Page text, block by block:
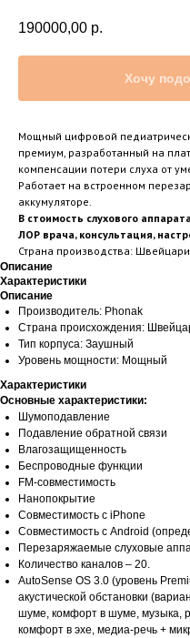
190000,00 р.
Хочу
Мощный цифровой
премиум, разработанный на
компенсации потери слуха от
Работает на встроенном
аккумуляторе.
В стоимость слухового
ЛОР врача, консультация,
Страна производства:
Описание
Характеристики
Описание
Производитель: Phonak
Страна происхождения:
Тип корпуса: Заушный
Уровень мощности: Мощный
Характеристики
Основные характеристики:
Шумоподавление
Подавление обратной связи
Влагозащищенность
Беспроводные функции
FM-совместимость
Нанопокрытие
Совместимость с iPhone
Совместимость с Android
Перезаряжаемые слуховые
Количество каналов – 20.
AutoSense OS 3.0 (уровень
акустической обстановки
шуме, комфорт в шуме, музыка,
комфорт в эхе, медиа-речь +